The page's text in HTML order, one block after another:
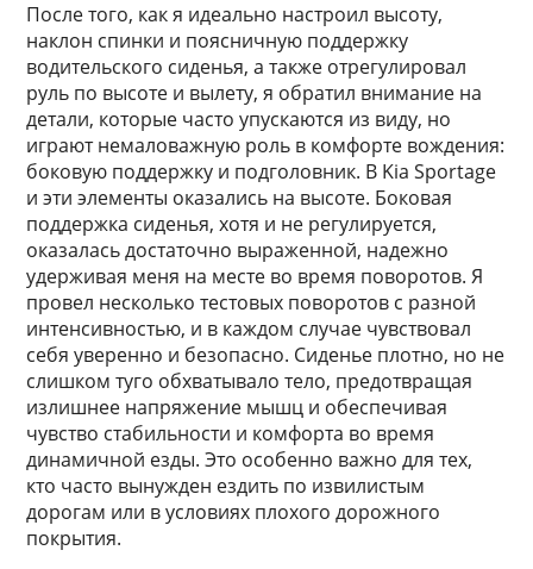
После того, как я идеально настроил высоту,
наклон спинки и поясничную поддержку
водительского сиденья, а также отрегулировал
руль по высоте и вылету, я обратил внимание на
детали, которые часто упускаются из виду, но
играют немаловажную роль в комфорте вождения:
боковую поддержку и подголовник. В Kia Sportage
и эти элементы оказались на высоте. Боковая
поддержка сиденья, хотя и не регулируется,
оказалась достаточно выраженной, надежно
удерживая меня на месте во время поворотов. Я
провел несколько тестовых поворотов с разной
интенсивностью, и в каждом случае чувствовал
себя уверенно и безопасно. Сиденье плотно, но не
слишком туго обхватывало тело, предотвращая
излишнее напряжение мышц и обеспечивая
чувство стабильности и комфорта во время
динамичной езды. Это особенно важно для тех,
кто часто вынужден ездить по извилистым
дорогам или в условиях плохого дорожного
покрытия.